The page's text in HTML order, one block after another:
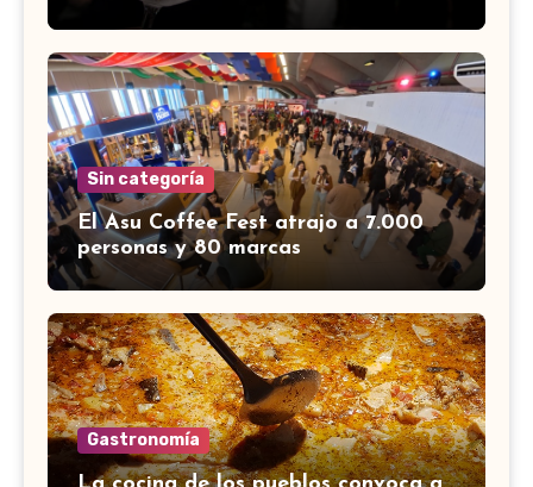
Sin categoría
El Asu Coffee Fest atrajo a 7.000
personas y 80 marcas
Gastronomía